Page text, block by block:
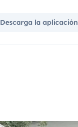
Descarga la aplicación